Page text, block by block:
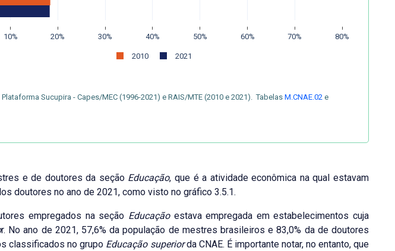
10% 20% 30% 40% 50% 60% 70% 80%
2010 2021
Sucupira - Capes/MEC (1996-2021) e RAIS/MTE (2010 e 2021). Tabelas M.CNAE.02 e
e de doutores da seção Educação, que é a atividade econômica na qual estavam
doutores no ano de 2021, como visto no gráfico 3.5.1.
empregados na seção Educaçãoestava empregada em estabelecimentos cuja
r. No ano de 2021, 57,6% da população de mestres brasileiros e 83,0% da de doutores
classificados no grupo Educação superiorda CNAE. É importante notar, no entanto, que